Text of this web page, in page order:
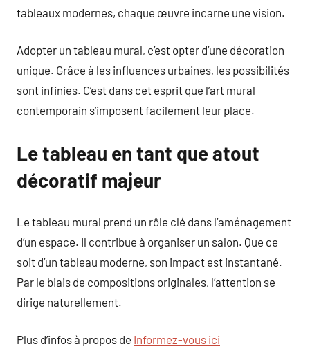
tableaux modernes, chaque œuvre incarne une vision.
Adopter un tableau mural, c’est opter d’une décoration
unique. Grâce à les influences urbaines, les possibilités
sont infinies. C’est dans cet esprit que l’art mural
contemporain s’imposent facilement leur place.
Le tableau en tant que atout
décoratif majeur
Le tableau mural prend un rôle clé dans l’aménagement
d’un espace. Il contribue à organiser un salon. Que ce
soit d’un tableau moderne, son impact est instantané.
Par le biais de compositions originales, l’attention se
dirige naturellement.
Plus d’infos à propos de Informez-vous ici